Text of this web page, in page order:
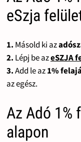
eSzja
1. Másold ki az
2. Lépj be azeSZJA
3.Add le az1%
az egész.
Az Adó 1%
alapon